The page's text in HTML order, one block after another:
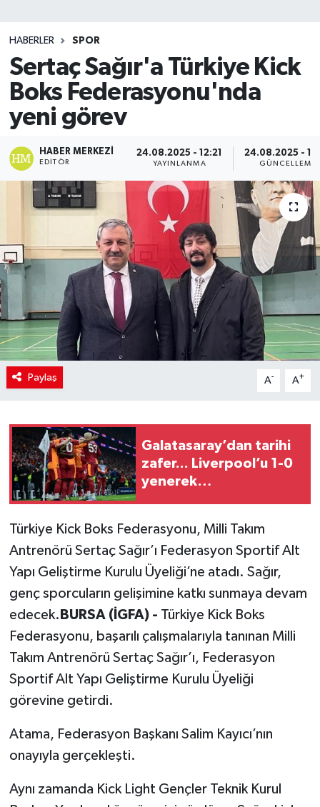
HABERLER SPOR
Sertaç Sağır'a Türkiye Kick
Boks Federasyonu'nda
yeni görev
HABER MERKEZI
EDITÖR
24.08.2025 - 12:21
YAYINLANMA
24.08.2025 -
GÜNCELLEME
Paylaş A- A+
Galatasaray’dan tarihi
zafer... Liverpool’u 1-0
yenerek
Türkiye Kick Boks Federasyonu, Milli Takım
Antrenörü Sertaç Sağır’ı Federasyon Sportif Alt
Yapı Geliştirme Kurulu Üyeliği’ne atadı. Sağır,
genç sporcuların gelişimine katkı sunmaya devam
edecek. BURSA (İGFA) - Türkiye Kick Boks
Federasyonu, başarılı çalışmalarıyla tanınan Milli
Takım Antrenörü Sertaç Sağır’ı, Federasyon
Sportif Alt Yapı Geliştirme Kurulu Üyeliği
görevine getirdi.
Atama, Federasyon Başkanı Salim Kayıcı’nın
onayıyla gerçekleşti.
Aynı zamanda Kick Light Gençler Teknik Kurul
Teknoloji
TRABZON